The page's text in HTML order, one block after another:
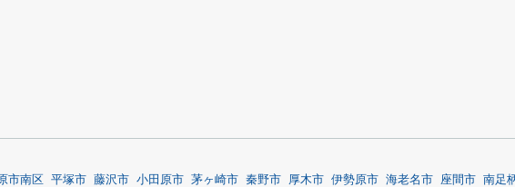
市南区 平塚市 藤沢市 小田原市 茅ヶ崎市 秦野市 厚木市 伊勢原市 海老名市 座間市 南足